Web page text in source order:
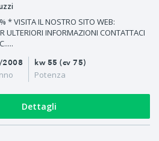
* VISITA IL NOSTRO SITO WEB:
INFORMAZIONI CONTATTACI
kw 55 (cv 75)
Potenza
Dettagli